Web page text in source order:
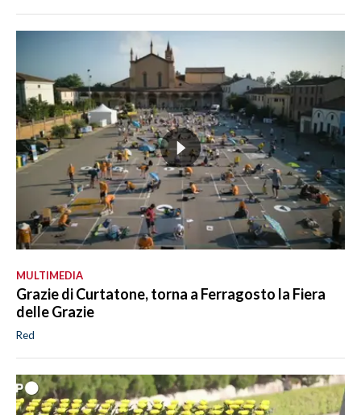
MULTIMEDIA
Grazie di Curtatone, torna a Ferragosto la Fiera
delle Grazie
Red